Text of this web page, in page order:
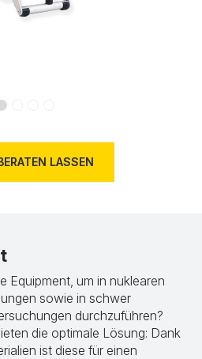
LASSEN
Equipment, um in nuklearen
sowie in schwer
durchzuführen?
die optimale Lösung: Dank
ist diese für einen